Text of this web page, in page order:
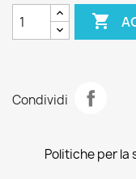

Condividi
Politiche per la